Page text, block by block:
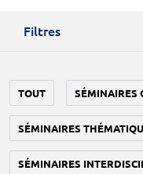
Filtres
TOUT SÉMINAIRES
SÉMINAIRES
SÉMINAIRES